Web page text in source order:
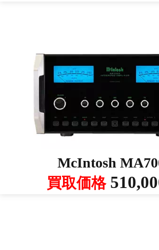
McIntosh
買取価格